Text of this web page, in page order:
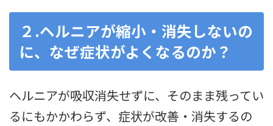
２.ヘルニアが縮小・消失しないの
に、なぜ症状がよくなるのか？
ヘルニアが吸収消失せずに、そのまま残ってい
るにもかかわらず、症状が改善・消失するの